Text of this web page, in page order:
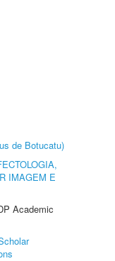
de Botucatu)
IMAGEM E
Academic